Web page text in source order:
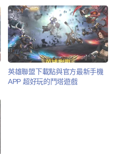
英雄聯盟下載點與官方最新手機
APP 超好玩的鬥塔遊戲